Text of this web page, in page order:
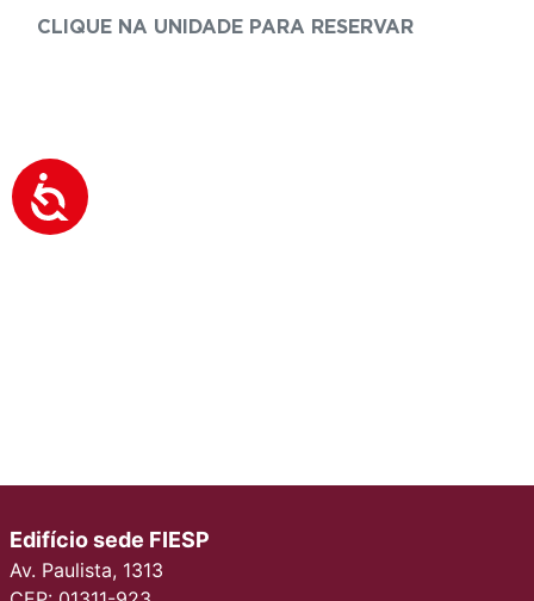
CLIQUE NA UNIDADE PARA RESERVAR
Edifício sede FIESP
Av. Paulista, 1313